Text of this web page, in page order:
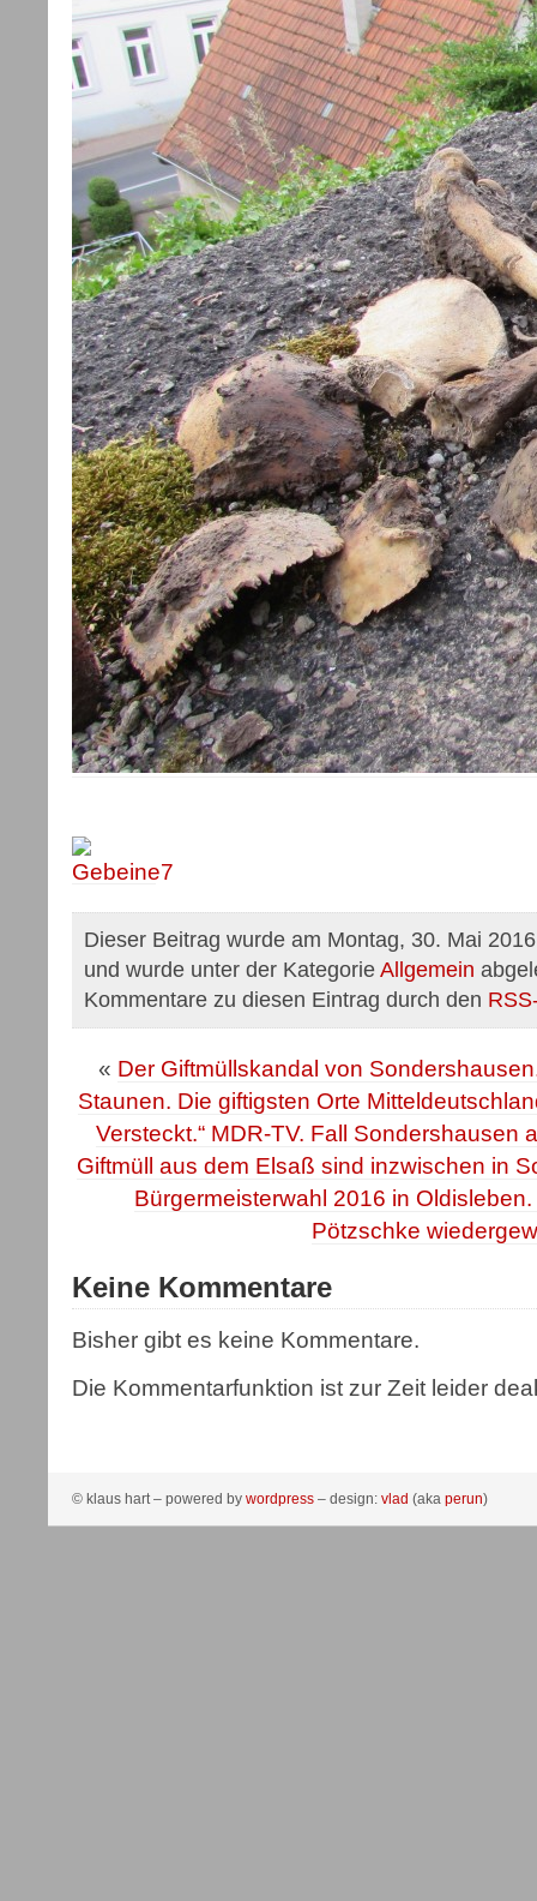
Dieser Beitrag wurde am Montag, 30. Mai
und wurde unter der Kategorie Allgemein
Kommentare zu diesen Eintrag durch den
« Der Giftmüllskandal von
Staunen. Die giftigsten Orte
Versteckt.“ MDR-TV. Fall Sondershausen
Giftmüll aus dem Elsaß sind inzwischen in
Bürgermeisterwahl 2016 in
Pötzschke
Keine Kommentare
Bisher gibt es keine Kommentare.
Die Kommentarfunktion ist zur Zeit leider
© klaus hart – powered by wordpress – design: vlad (aka perun)